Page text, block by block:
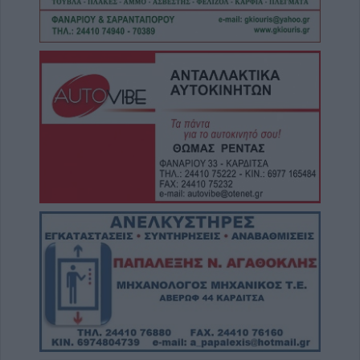
4 Αυγούστου 2026, 21:57
Μυστράς: 55χρονος διατηρούσε τη σορό του
πατέρα του σε καταψύκτη επί 2,5 χρόνια
4 Αυγούστου 2026, 20:53
Δημήτριος Καραμαγκιόλας: Δύο μέτρα και
δύο σταθμά εφαρμόζει ο Δήμαρχος
Καρδίτσας κ. Τσιάκος Βασίλειος, στην
κατανομή των πολιτιστικών εκδηλώσεων
Ο Τσιτσιπάς πέρασε στους «64» του
Μόντρεαλ και τώρα βρίσκει απέναντί του τον
Φονσέκα
4 Αυγούστου 2026, 20:21
Τουρισμός για Όλους: Ανοίγει την Τετάρτη 5
Αυγούστου η πλατφόρμα
4 Αυγούστου 2026, 19:52